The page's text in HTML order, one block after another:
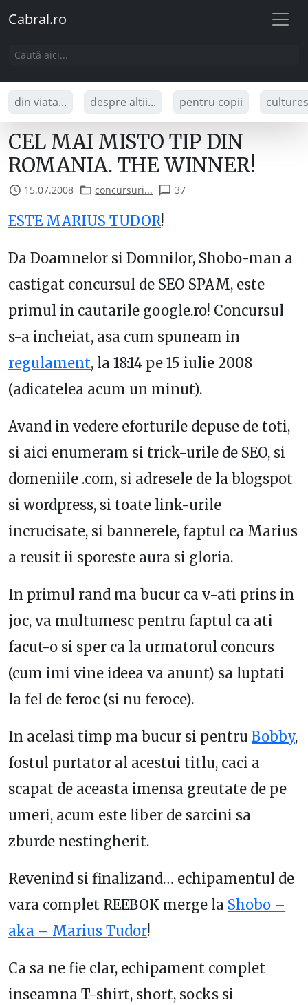
Cabral.ro
din viata... despre altii... pentru copii
CEL MAI MISTO TIP DIN
ROMANIA. THE WINNER!
15.07.2008 concursuri... 37
ESTE MARIUS TUDOR!
Da Doamnelor si Domnilor, Shobo-man a
castigat concursul de SEO SPAM, este
primul in cautarile google.ro! Concursul
s-a incheiat, asa cum spuneam in
regulament, la 18:14 pe 15 iulie 2008
(adicatelea acum un minut).
Avand in vedere eforturile depuse de toti,
si aici enumeram si trick-urile de SEO, si
domeniile .com, si adresele de la blogspot
si wordpress, si toate link-urile
incrucisate, si bannerele, faptul ca Marius
a reusit ii sporeste aura si gloria.
In primul rand ma bucur ca v-ati prins in
joc, va multumesc pentru faptul ca ati
facut-o si sper ca la urmatorul concurs
(cum imi vine ideea va anunt) sa luptati
la fel de feroc (si nu feroce).
In acelasi timp ma bucur si pentru Bobby,
fostul purtator al acestui titlu, caci a
scapat de aceasta imensa greutate de pe
umeri, acum este liber de sarcini sa
zburde nestingherit.
Revenind si finalizand… echipamentul de
vara complet REEBOK merge la Shobo –
aka – Marius Tudor!
Ca sa ne fie clar, echipament complet
inseamna T-shirt, short, socks si